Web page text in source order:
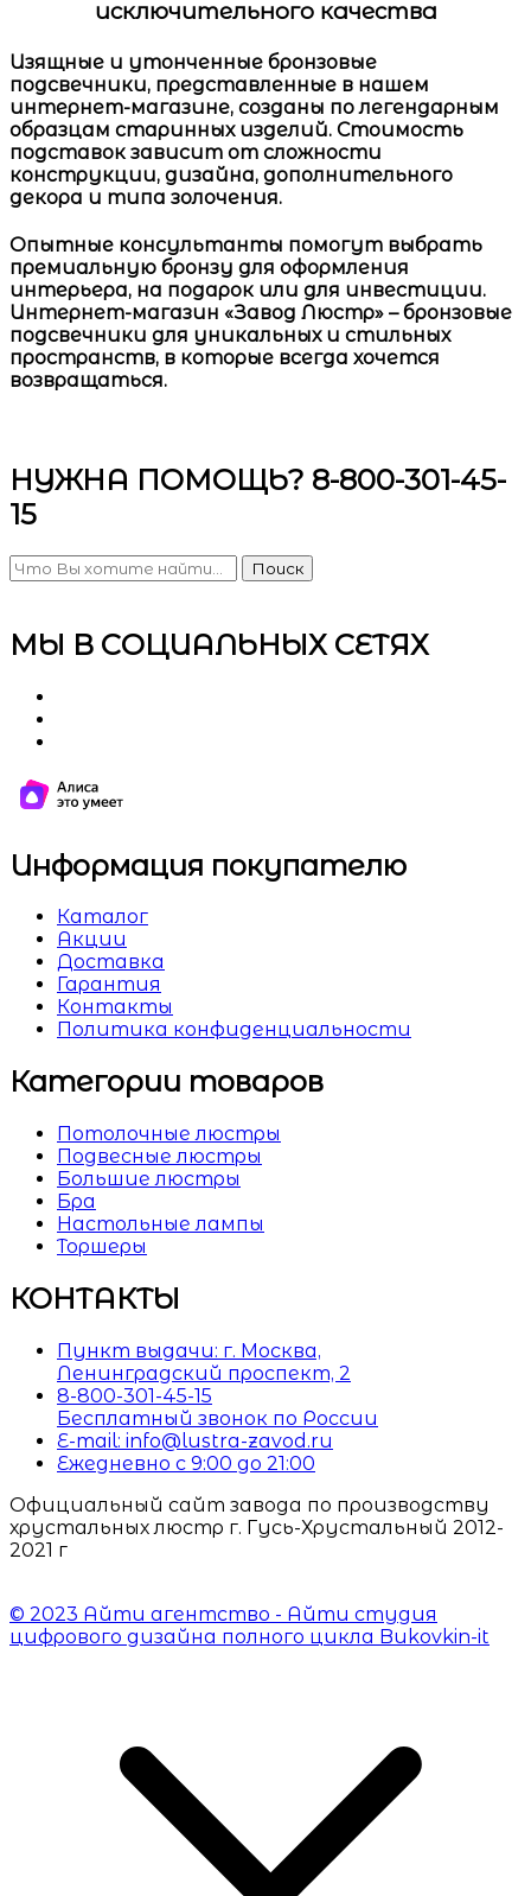
исключительного качества
Изящные и утонченные бронзовые
подсвечники, представленные в нашем
интернет-магазине, созданы по легендарным
образцам старинных изделий. Стоимость
подставок зависит от сложности
конструкции, дизайна, дополнительного
декора и типа золочения.
Опытные консультанты помогут выбрать
премиальную бронзу для оформления
интерьера, на подарок или для инвестиции.
Интернет-магазин «Завод Люстр» –бронзовые
подсвечники для уникальных и стильных
пространств, в которые всегда хочется
возвращаться.
НУЖНА ПОМОЩЬ? 8-800-301-45-
15
Поиск
МЫ В СОЦИАЛЬНЫХ СЕТЯХ
Информация покупателю
Каталог
Акции
Доставка
Гарантия
Контакты
Политика конфиденциальности
Категории товаров
Потолочные люстры
Подвесные люстры
Большие люстры
Бра
Настольные лампы
Торшеры
КОНТАКТЫ
Пункт выдачи: г. Москва,
Ленинградский проспект, 2
8-800-301-45-15
Бесплатный звонок по России
E-mail: info@lustra-zavod.ru
Ежедневно с 9:00 до 21:00
Официальный сайт завода по производству
хрустальных люстр г. Гусь-Хрустальный 2012-
2021 г
© 2023 Айти агентство - Айти студия
цифрового дизайна полного цикла Bukovkin-it